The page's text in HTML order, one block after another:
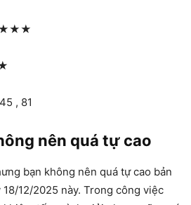
, 81
nên quá tự cao
bạn không nên quá tự cao bản
12/2025 này. Trong công việc